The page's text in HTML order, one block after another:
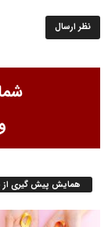
همایش پیش گیری از